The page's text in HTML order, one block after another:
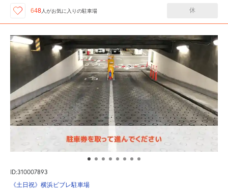
648 人がお気に入りの駐車場 休
ID:310007893
《土日祝》横浜ビブレ駐車場